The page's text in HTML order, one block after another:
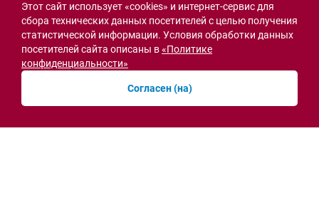
Семьи героев СВО с временной регистрацией
в Ростовской области смогут получить
земельный участок
30.07.2026 13:05
Этот сайт использует «cookies» и интернет-сервис для
сбора технических данных посетителей с целью получения
статистической информации. Условия обработки данных
посетителей сайта описаны в«Политике
конфиденциальности»
Согласен (на)